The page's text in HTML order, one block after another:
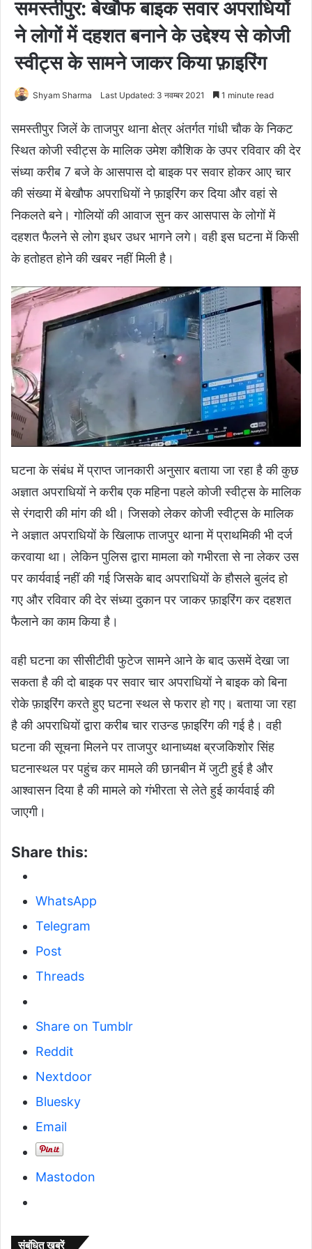
समस्तीपुर: बेखौफ बाइक सवार अपराधियों
ने लोगों में दहशत बनाने के उद्देश्य से कोजी
स्वीट्स के सामने जाकर किया फ़ाइरिंग
Shyam Sharma Last Updated: 3 नवम्बर 2021 1 minute read
समस्तीपुर जिलें के ताजपुर थाना क्षेत्र अंतर्गत गांधी चौक के निकट
स्थित कोजी स्वीट्स के मालिक उमेश कौशिक के उपर रविवार की देर
संध्या करीब 7 बजे के आसपास दो बाइक पर सवार होकर आए चार
की संख्या में बेखौफ अपराधियों ने फ़ाइरिंग कर दिया और वहां से
निकलते बने। गोलियों की आवाज सुन कर आसपास के लोगों में
दहशत फैलने से लोग इधर उधर भागने लगे। वही इस घटना में किसी
के हतोहत होने की खबर नहीं मिली है।
घटना के संबंध में प्राप्त जानकारी अनुसार बताया जा रहा है की कुछ
अज्ञात अपराधियों ने करीब एक महिना पहले कोजी स्वीट्स के मालिक
से रंगदारी की मांग की थी। जिसको लेकर कोजी स्वीट्स के मालिक
ने अज्ञात अपराधियों के खिलाफ ताजपुर थाना में प्राथमिकी भी दर्ज
करवाया था। लेकिन पुलिस द्वारा मामला को गभीरता से ना लेकर उस
पर कार्यवाई नहीं की गई जिसके बाद अपराधियों के हौसले बुलंद हो
गए और रविवार की देर संध्या दुकान पर जाकर फ़ाइरिंग कर दहशत
फैलाने का काम किया है।
वही घटना का सीसीटीवी फुटेज सामने आने के बाद ऊसमें देखा जा
सकता है की दो बाइक पर सवार चार अपराधियों ने बाइक को बिना
रोके फ़ाइरिंग करते हुए घटना स्थल से फरार हो गए। बताया जा रहा
है की अपराधियों द्वारा करीब चार राउन्ड फ़ाइरिंग की गई है। वही
घटना की सूचना मिलने पर ताजपुर थानाध्यक्ष ब्रजकिशोर सिंह
घटनास्थल पर पहुंच कर मामले की छानबीन में जुटी हुई है और
आश्वासन दिया है की मामले को गंभीरता से लेते हुई कार्यवाई की
जाएगी।
Share this:
WhatsApp
Telegram
Post
Threads
Share on Tumblr
Reddit
Nextdoor
Bluesky
Email
Mastodon
संबंधित खबरें